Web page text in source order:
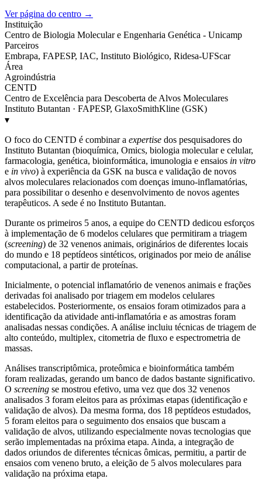
Ver página do centro →
Instituição
Centro de Biologia Molecular e Engenharia Genética - Unicamp
Parceiros
Embrapa, FAPESP, IAC, Instituto Biológico, Ridesa-UFScar
Área
Agroindústria
CENTD
Centro de Excelência para Descoberta de Alvos Moleculares
Instituto Butantan · FAPESP, GlaxoSmithKline (GSK)
▾
O foco do CENTD é combinar a expertise dos pesquisadores do
Instituto Butantan (bioquímica, Omics, biologia molecular e celular,
farmacologia, genética, bioinformática, imunologia e ensaios in vitro
e in vivo) à experiência da GSK na busca e validação de novos
alvos moleculares relacionados com doenças imuno-inflamatórias,
para possibilitar o desenho e desenvolvimento de novos agentes
terapêuticos. A sede é no Instituto Butantan.
Durante os primeiros 5 anos, a equipe do CENTD dedicou esforços
à implementação de 6 modelos celulares que permitiram a triagem
(screening) de 32 venenos animais, originários de diferentes locais
do mundo e 18 peptídeos sintéticos, originados por meio de análise
computacional, a partir de proteínas.
Inicialmente, o potencial inflamatório de venenos animais e frações
derivadas foi analisado por triagem em modelos celulares
estabelecidos. Posteriormente, os ensaios foram otimizados para a
identificação da atividade anti-inflamatória e as amostras foram
analisadas nessas condições. A análise incluiu técnicas de triagem de
alto conteúdo, multiplex, citometria de fluxo e espectrometria de
massas.
Análises transcriptômica, proteômica e bioinformática também
foram realizadas, gerando um banco de dados bastante significativo.
O screening se mostrou efetivo, uma vez que dos 32 venenos
analisados 3 foram eleitos para as próximas etapas (identificação e
validação de alvos). Da mesma forma, dos 18 peptídeos estudados,
5 foram eleitos para o seguimento dos ensaios que buscam a
validação de alvos, utilizando especialmente novas tecnologias que
serão implementadas na próxima etapa. Ainda, a integração de
dados oriundos de diferentes técnicas ômicas, permitiu, a partir de
ensaios com veneno bruto, a eleição de 5 alvos moleculares para
validação na próxima etapa.